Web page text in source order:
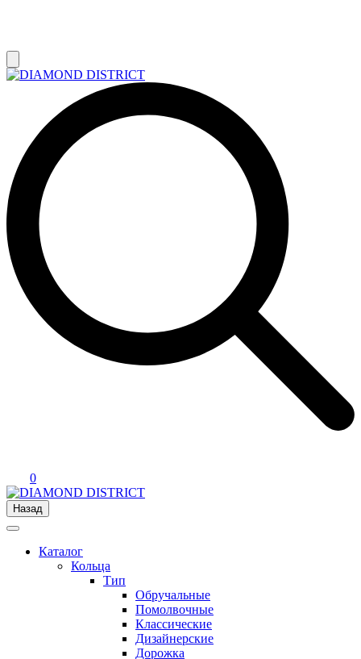
0
Назад
Каталог
Кольца
Тип
Обручальные
Помолвочные
Классические
Дизайнерские
Дорожка